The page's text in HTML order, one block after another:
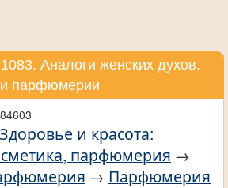
Аналоги женских духов.
парфюмерии
Здоровье и красота:
парфюмерия →
→ Парфюмерия